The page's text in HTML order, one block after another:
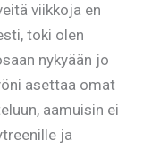
viikkoja en
toki olen
nykyään jo
asettaa omat
aamuisin ei
ja